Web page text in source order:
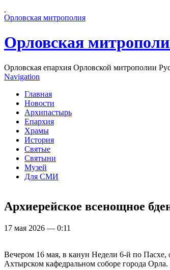
Орловская митрополия
Орловская
Орловская епархия Орловской митрополии
Navigation
Главная
Новости
Архипастырь
Епархия
Храмы
История
Святые
Святыни
Музей
Для СМИ
Архиерейское всенощное
17 мая 2026 — 0:11
Вечером 16 мая, в канун Недели 6-й по
Ахтырском кафедральном соборе города Орла.